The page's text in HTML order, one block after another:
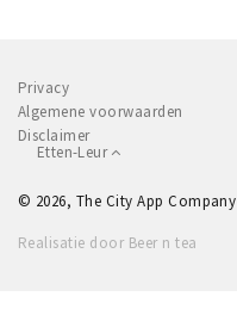
Privacy
Algemene voorwaarden
Disclaimer
Etten-Leur
© 2026, The City App Company
Realisatie door Beer n tea